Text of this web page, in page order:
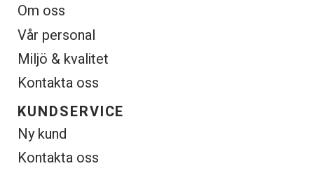
Om oss
Vår personal
Miljö & kvalitet
Kontakta oss
KUNDSERVICE
Ny kund
Kontakta oss